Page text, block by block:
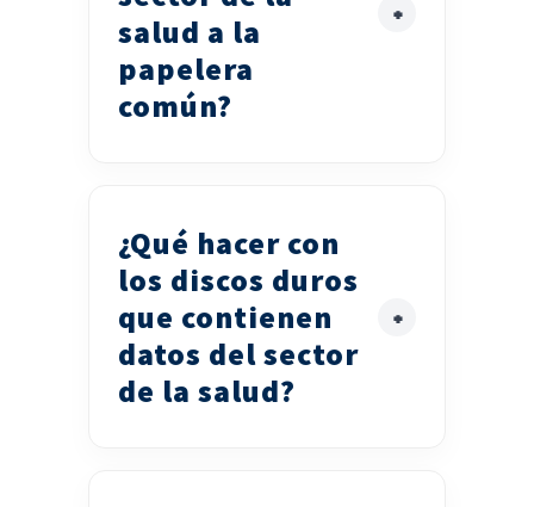
salud a la
papelera
común?
¿Qué hacer con
los discos duros
que contienen
datos del sector
de la salud?